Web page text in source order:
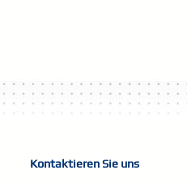
Kontaktieren Sie uns